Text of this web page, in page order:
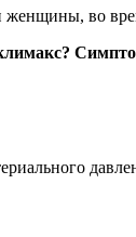
во